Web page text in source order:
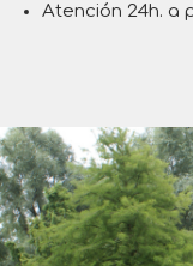
Atención 24h. a